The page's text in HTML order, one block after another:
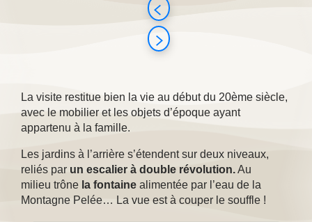
La visite restitue bien la vie au début du 20ème siècle,
avec le mobilier et les objets d’époque ayant
appartenu à la famille.
Les jardins à l’arrière s’étendent sur deux niveaux,
reliés par un escalier à double révolution.Au
milieu trône la fontaine alimentée par l’eau de la
Montagne Pelée… La vue est à couper le souffle !